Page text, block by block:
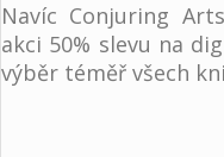
Navíc Conjuring
akci 50% slevu na
výběr téměř všech